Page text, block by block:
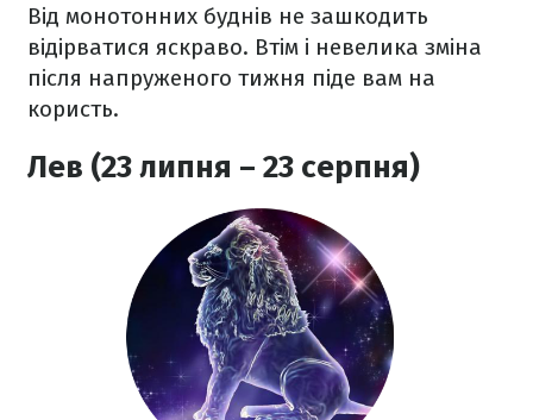
Від монотонних буднів не зашкодить
відірватися яскраво. Втім і невелика зміна
після напруженого тижня піде вам на
користь.
Лев (23 липня – 23 серпня)